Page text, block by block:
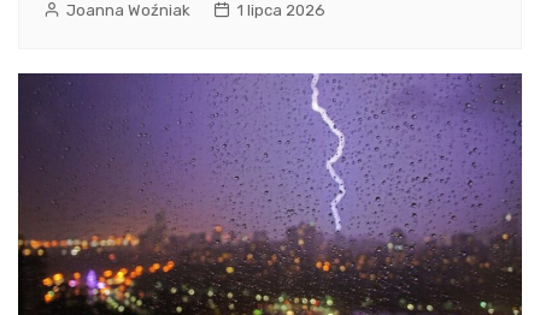
Joanna Woźniak 1 lipca 2026